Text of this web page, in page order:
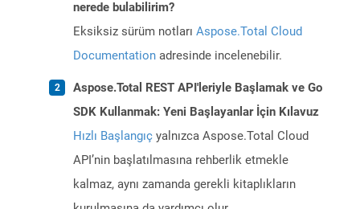
nerede bulabilirim?
Eksiksiz sürüm notları Aspose.Total Cloud
Documentation adresinde incelenebilir.
Aspose.Total REST API'leriyle Başlamak ve Go
SDK Kullanmak: Yeni Başlayanlar İçin Kılavuz
Hızlı Başlangıç yalnızca Aspose.Total Cloud
API’nin başlatılmasına rehberlik etmekle
kalmaz, aynı zamanda gerekli kitaplıkların